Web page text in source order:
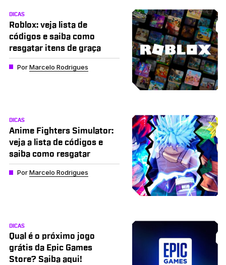
DICAS
Roblox: veja lista de
códigos e saiba como
resgatar itens de graça
PorMarcelo Rodrigues
DICAS
Anime Fighters Simulator:
veja a lista de códigos e
saiba como resgatar
PorMarcelo Rodrigues
DICAS
Qual é o próximo jogo
grátis da Epic Games
Store? Saiba aqui!